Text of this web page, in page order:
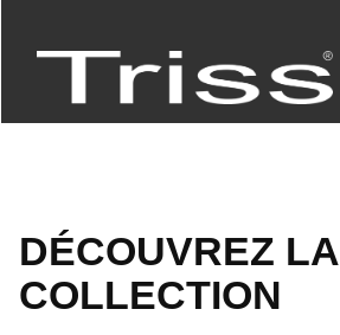
DÉCOUVREZ LA
COLLECTION